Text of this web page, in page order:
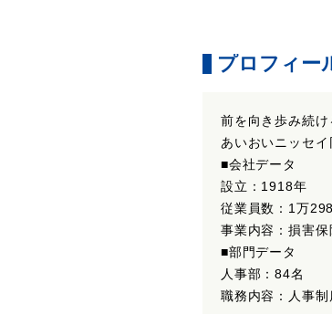
プロフィー
前を向き歩み続け
あいおいニッセ
■会社データ
設立：1918年
従業員数：1万
事業内容：損害保
■部門データ
人事部：84名
職務内容：人事